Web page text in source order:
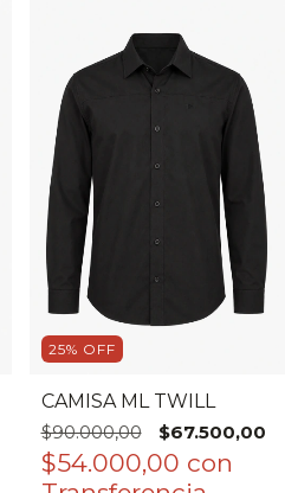
25% OFF
CAMISA ML TWILL
$90.000,00
$67.500,00
$54.000,00 con